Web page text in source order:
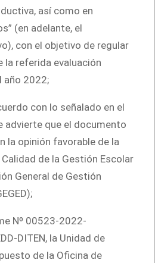
así como en
(en adelante, el
con el objetivo de regular
la referida evaluación
año 2022;
con lo señalado en el
advierte que el documento
la opinión favorable de la
de la Gestión Escolar
General de Gestión
Nº 00523-2022-
DITEN, la Unidad de
de la Oficina de